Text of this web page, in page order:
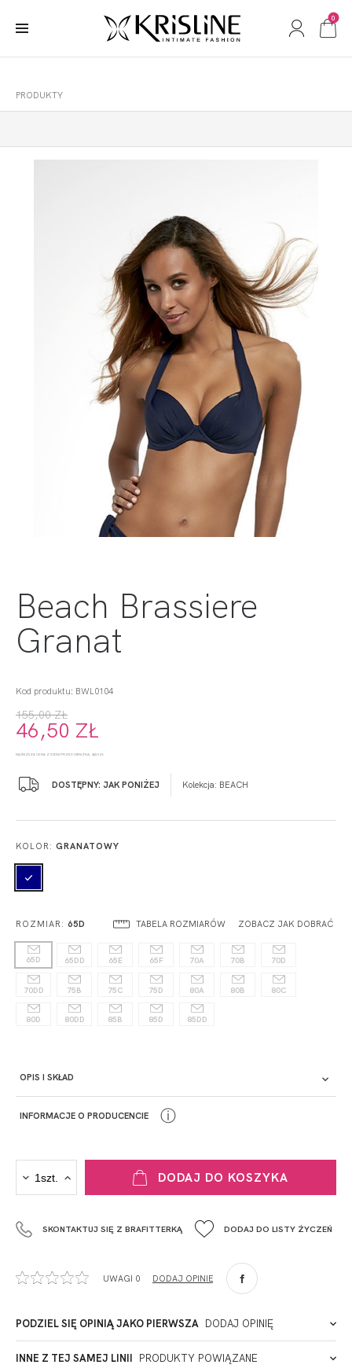
0
PRODUKTY
Beach Brassiere
Granat
Kod produktu: BWL0104
155,00 ZŁ
46,50 ZŁ
NAJNIŻSZA CENA Z 30 DNI PRZED OBNIŻKĄ: 46,50 ZŁ
DOSTĘPNY: JAK PONIŻEJ Kolekcja: BEACH
KOLOR: GRANATOWY
ROZMIAR: 65D TABELA ROZMIARÓW ZOBACZ JAK DOBRAĆ
65D 65DD 65E 65F 70A 70B 70D
70DD 75B 75C 75D 80A 80B 80C
80D 80DD 85B 85D 85DD
OPIS I SKŁAD
INFORMACJE O PRODUCENCIE
Fashiontex Group Sp.z o.o. Spółka komandytowa
+48 42 719 43 15
90-057
Polska
ADRES PUNKTU KONTAKTOWEGO
ⓘ
DODAJ DO KOSZYKA
SKONTAKTUJ SIĘ Z BRAFITTERKĄ DODAJ DO LISTY ŻYCZEŃ
UWAGI 0 DODAJ OPINIĘ
PODZIEL SIĘ OPINIĄ JAKO PIERWSZA DODAJ OPINIĘ
INNE Z TEJ SAMEJ LINII PRODUKTY POWIĄZANE